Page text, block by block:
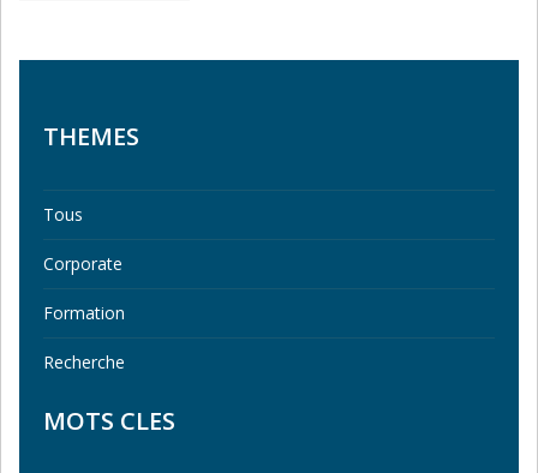
THEMES
Tous
Corporate
Formation
Recherche
MOTS CLES